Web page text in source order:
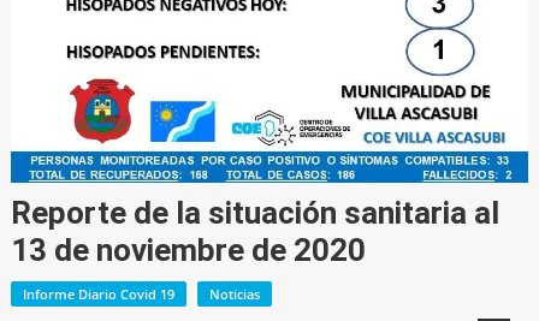
Reporte de la situación sanitaria al
13 de noviembre de 2020
Informe Diario Covid 19 Noticias